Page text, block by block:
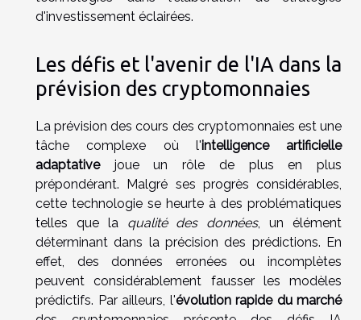
d'investissement éclairées.
Les défis et l'avenir de l'IA dans la
prévision des cryptomonnaies
La prévision des cours des cryptomonnaies est une
tâche complexe où l'intelligence artificielle
adaptativejoue un rôle de plus en plus
prépondérant. Malgré ses progrès considérables,
cette technologie se heurte à des problématiques
telles que la qualité des données, un élément
déterminant dans la précision des prédictions. En
effet, des données erronées ou incomplètes
peuvent considérablement fausser les modèles
prédictifs. Par ailleurs, l'évolution rapide du marché